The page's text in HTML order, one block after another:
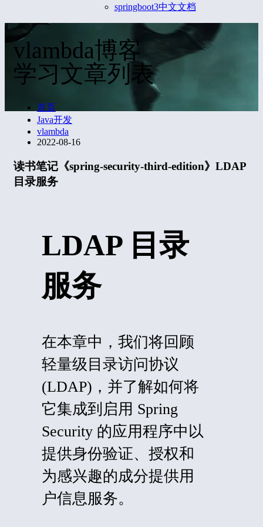
springboot3中文文档
vlambda博客
学习文章列表
首页
Java开发
vlambda
2022-08-16
读书笔记《spring-security-third-edition》LDAP
目录服务
LDAP 目录
服务
在本章中，我们将回顾
轻量级目录访问协议
(LDAP)，并了解如何将
它集成到启用 Spring
Security 的应用程序中以
提供身份验证、授权和
为感兴趣的成分提供用
户信息服务。